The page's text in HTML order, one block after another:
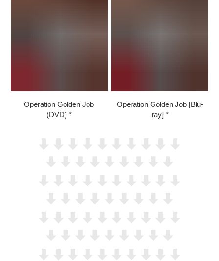
Operation Golden Job
(DVD)
Operation Golden Job [Blu-
ray]